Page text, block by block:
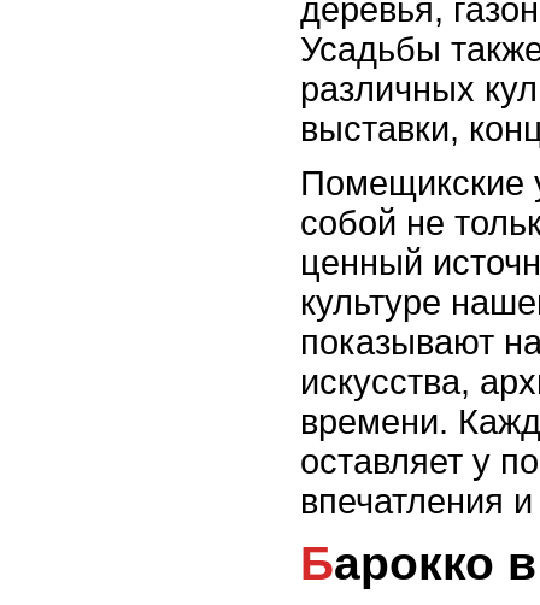
деревья,
Усадьбы
различных
выставки,
Помещикские
собой не
ценный
культуре
показывают
искусства,
времени.
оставляет у
впечатления
Барокко